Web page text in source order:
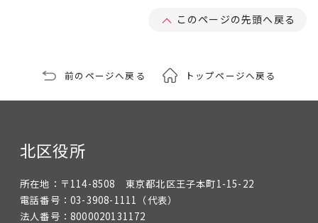
このページの先頭へ戻る
前のページへ戻る トップページへ戻る
北区役所
所在地： 〒114-8508 東京都北区王子本町1-15-22
電話番号： 03-3908-1111 （代表）
法人番号： 8000020131172